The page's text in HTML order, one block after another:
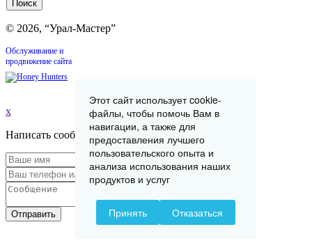
© 2026, “Урал-Мастер”
Обслуживание и
продвижение сайта
x
Написать сообщение
Отправить
Этот сайт использует cookie-
файлы, чтобы помочь Вам в
навигации, а также для
предоставления лучшего
пользовательского опыта и
анализа использования наших
продуктов и услуг
Принять Отказаться